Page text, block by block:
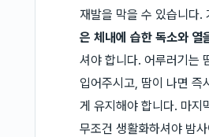
재발을 막을 수 있습니다.
은 체내에 습한 독소와 열
셔야 합니다. 어루러기는
입어주시고, 땀이 나면 즉
게 유지해야 합니다. 마지
무조건 생활화하셔야 밤